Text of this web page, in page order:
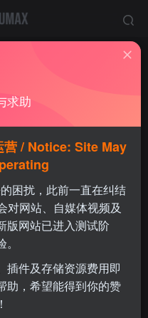
求助
/ Notice: Site May
困扰，此前一直在纠结
对网站、自媒体视频及
版网站已进入测试阶
插件及存储资源费用即
助，希望能得到你的赞